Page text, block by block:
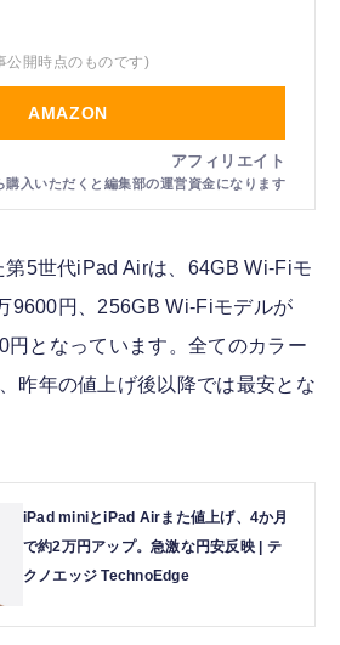
公開時点のものです)
AMAZON
第5世代iPad Airは、64GB Wi-Fiモ
9600円、256GB Wi-Fiモデルが
円となっています。全てのカラー
昨年の値上げ後以降では最安とな
iPad miniとiPad Airまた値上げ、4か月
で約2万円アップ。急激な円安反映 | テ
クノエッジ TechnoEdge